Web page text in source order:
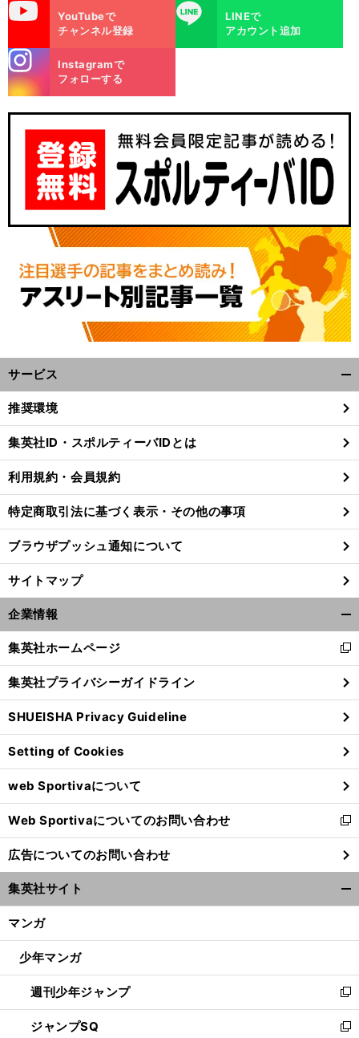
前
へ
YouTubeで
チャンネル登録
LINE
LINEで
アカウント追加
m
Instagramで
フォローする
サービス
閉
る
推奨環境
集英社ID・スポルティーバIDとは
利用規約・会員規約
特定商取引法に基づく表示・その他の事項
ブラウザプッシュ通知について
サイトマップ
企業情報
閉
る
集英社ホームページ
新
し
い
ウ
ィ
ン
ド
ウ
で
開
く
集英社プライバシーガイドライン
SHUEISHA Privacy Guideline
Setting of Cookies
web Sportivaについて
Web Sportivaについてのお問い合わせ
新
し
い
ウ
ィ
ン
ウ
開
く
広告についてのお問い合わせ
集英社サイト
マンガ
少年マンガ
週刊少年ジャンプ
新
し
い
ジャンプSQ
新